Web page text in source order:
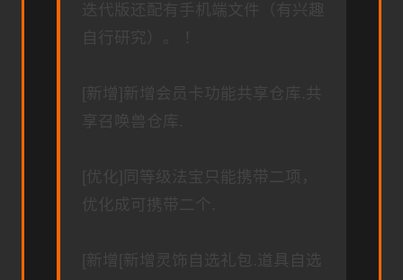
迭代版还配有手机端文件（有兴趣
自行研究）。 ！
[新增]新增会员卡功能共享仓库.共
享召唤兽仓库.
[优化]同等级法宝只能携带二项，
优化成可携带二个.
[新增[新增灵饰自选礼包.道具自选